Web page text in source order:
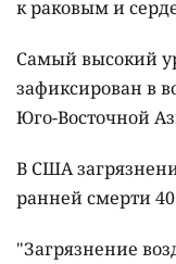
к раковым и
Самый высокий
зафиксирован в
Юго-Восточной
В США
ранней смерти
"Загрязнение